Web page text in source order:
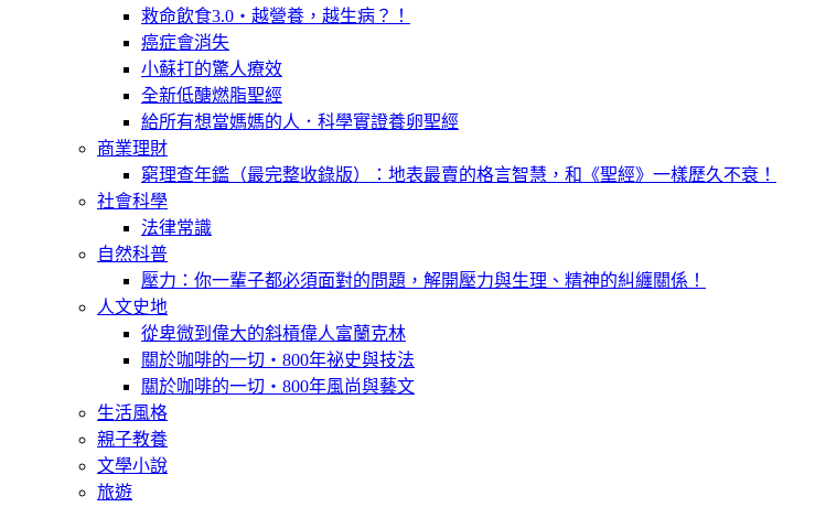
救命飲食3.0‧越營養，越生病？！
癌症會消失
小蘇打的驚人療效
全新低醣燃脂聖經
給所有想當媽媽的人．科學實證養卵聖經
商業理財
窮理查年鑑（最完整收錄版）：地表最賣的格言智慧，和《聖經》一樣歷久不衰！
社會科學
法律常識
自然科普
壓力：你一輩子都必須面對的問題，解開壓力與生理、精神的糾纏關係！
人文史地
從卑微到偉大的斜槓偉人富蘭克林
關於咖啡的一切‧800年祕史與技法
關於咖啡的一切‧800年風尚與藝文
生活風格
親子教養
文學小說
旅遊